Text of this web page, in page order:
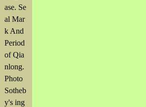
ase. Se
al Mar
k And
Period
of Qia
nlong.
Photo
Sotheb
y's ing